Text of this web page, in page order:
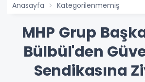
Anasayfa Kategorilenmemiş
MHP Grup
Bülbül'den
Sendikasına